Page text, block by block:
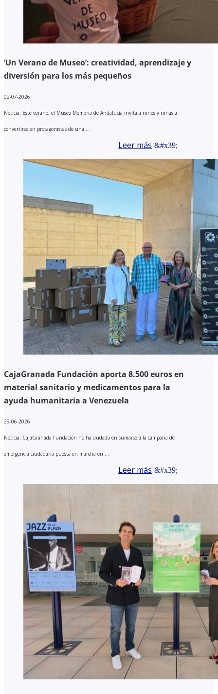
‘Un Verano de Museo’: creatividad, aprendizaje y
diversión para los más pequeños
02-07-2026
Noticia. Este verano, el Museo Memoria de Andalucía invita a niños y niñas a
convertirse en protagonistas de una ...
Leer más
CajaGranada Fundación aporta 8.500 euros en
material sanitario y medicamentos para la
ayuda humanitaria a Venezuela
29-06-2026
Noticia. CajaGranada Fundación no ha dudado en sumarse a la campaña de
emergencia ciudadana puesta en marcha en ...
Leer más